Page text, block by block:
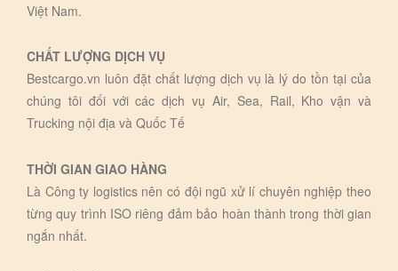
Việt Nam.
CHẤT LƯỢNG DỊCH VỤ
Bestcargo.vn luôn đặt chất lượng dịch vụ là lý do tồn tại của
chúng tôi đối với các dịch vụ Air, Sea, Rail, Kho vận và
Trucking nội địa và Quốc Tế
THỜI GIAN GIAO HÀNG
Là Công ty logistics nên có đội ngũ xử lí chuyên nghiệp theo
từng quy trình ISO riêng đảm bảo hoàn thành trong thời gian
ngắn nhất.